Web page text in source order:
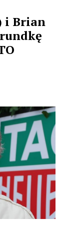
i Brian